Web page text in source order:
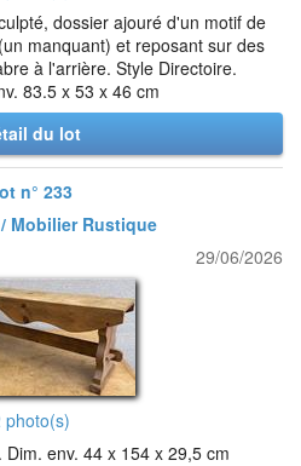
dossier ajouré d'un motif de
manquant) et reposant sur des
à l'arrière. Style Directoire.
83.5 x 53 x 46 cm
du lot
n° 233
Mobilier Rustique
29/06/2026
photo(s)
env. 44 x 154 x 29,5 cm